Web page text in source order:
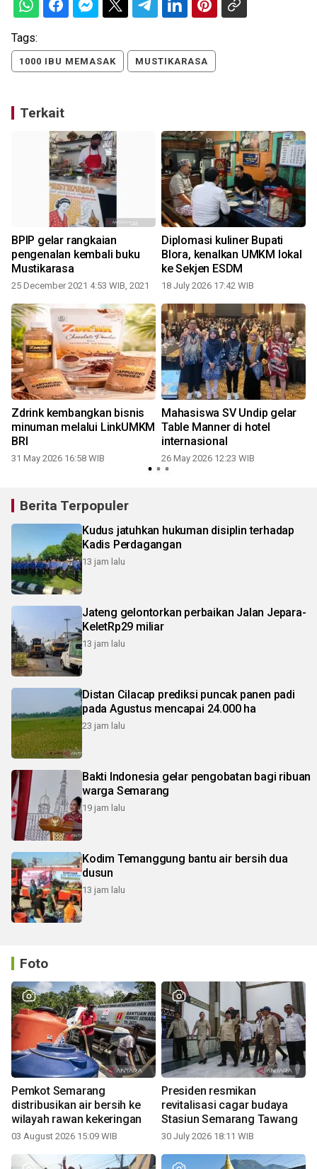
Tags:
1000 IBU MEMASAK MUSTIKARASA
Terkait
BPIP gelar rangkaian
pengenalan kembali buku
Mustikarasa
25 December 2021 4:53 WIB, 2021
Diplomasi kuliner Bupati
Blora, kenalkan UMKM lokal
ke Sekjen ESDM
18 July 2026 17:42 WIB
Zdrink kembangkan bisnis
minuman melalui LinkUMKM
BRI
31 May 2026 16:58 WIB
Mahasiswa SV Undip gelar
Table Manner di hotel
internasional
26 May 2026 12:23 WIB
Berita Terpopuler
Kudus jatuhkan hukuman disiplin terhadap
Kadis Perdagangan
13 jam lalu
Jateng gelontorkan perbaikan Jalan Jepara-
KeletRp29 miliar
13 jam lalu
Distan Cilacap prediksi puncak panen padi
pada Agustus mencapai 24.000 ha
23 jam lalu
Bakti Indonesia gelar pengobatan bagi ribuan
warga Semarang
19 jam lalu
Kodim Temanggung bantu air bersih dua
dusun
13 jam lalu
Foto
Pemkot Semarang
distribusikan air bersih ke
wilayah rawan kekeringan
03 August 2026 15:09 WIB
Presiden resmikan
revitalisasi cagar budaya
Stasiun Semarang Tawang
30 July 2026 18:11 WIB